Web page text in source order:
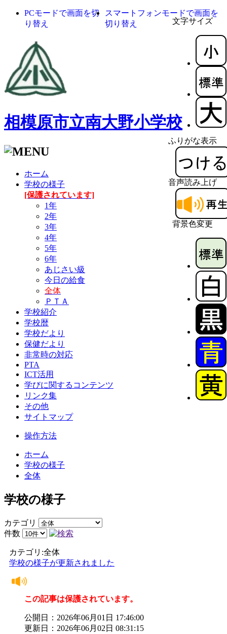
文字サイズ
ふりがな表示
音声読み上げ
背景色変更
PCモードで画面を切
り替え
スマートフォンモードで画面を
切り替え
相模原市立南大野小学校
ホーム
学校の様子
[保護されています]
1年
2年
3年
4年
5年
6年
あじさい級
今日の給食
全体
ＰＴＡ
学校紹介
学校暦
学校だより
保健だより
非常時の対応
PTA
ICT活用
学びに関するコンテンツ
リンク集
その他
サイトマップ
操作方法
ホーム
学校の様子
全体
学校の様子
カテゴリ
件数
カテゴリ:全体
学校の様子が更新されました
この記事は保護されています。
公開日：2026年06月01日 17:46:00
更新日：2026年06月02日 08:31:15